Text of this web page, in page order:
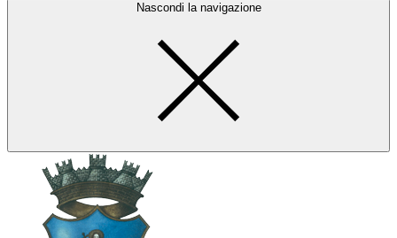
Nascondi la navigazione